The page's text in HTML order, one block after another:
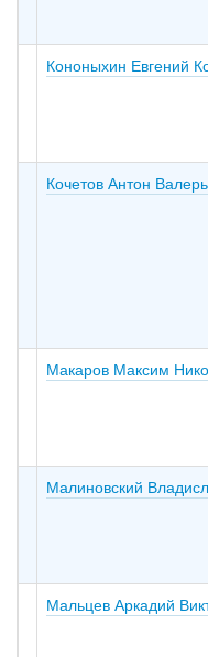
Кононыхин Евгений
Кочетов Антон
Макаров Максим
Малиновский
Мальцев Аркадий